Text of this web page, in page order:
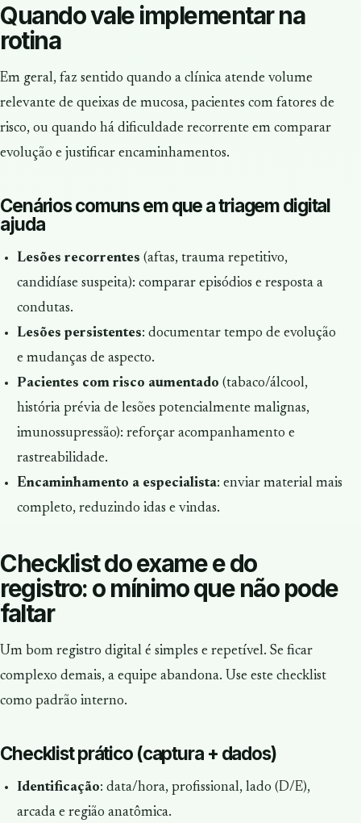
Quando vale implementar na
rotina
Em geral, faz sentido quando a clínica atende volume
relevante de queixas de mucosa, pacientes com fatores de
risco, ou quando há dificuldade recorrente em comparar
evolução e justificar encaminhamentos.
Cenários comuns em que a triagem digital
ajuda
Lesões recorrentes (aftas, trauma repetitivo,
candidíase suspeita): comparar episódios e resposta a
condutas.
Lesões persistentes: documentar tempo de evolução
e mudanças de aspecto.
Pacientes com risco aumentado (tabaco/álcool,
história prévia de lesões potencialmente malignas,
imunossupressão): reforçar acompanhamento e
rastreabilidade.
Encaminhamento a especialista: enviar material mais
completo, reduzindo idas e vindas.
Checklist do exame e do
registro: o mínimo que não pode
faltar
Um bom registro digital é simples e repetível. Se ficar
complexo demais, a equipe abandona. Use este checklist
como padrão interno.
Checklist prático (captura + dados)
Identificação: data/hora, profissional, lado (D/E),
arcada e região anatômica.